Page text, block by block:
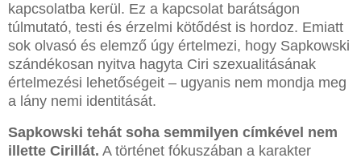
kapcsolatba kerül. Ez a kapcsolat barátságon
túlmutató, testi és érzelmi kötődést is hordoz. Emiatt
sok olvasó és elemző úgy értelmezi, hogy Sapkowski
szándékosan nyitva hagyta Ciri szexualitásának
értelmezési lehetőségeit – ugyanis nem mondja meg
a lány nemi identitását.
Sapkowski tehát soha semmilyen címkével nem
illette Cirillát. A történet fókuszában a karakter